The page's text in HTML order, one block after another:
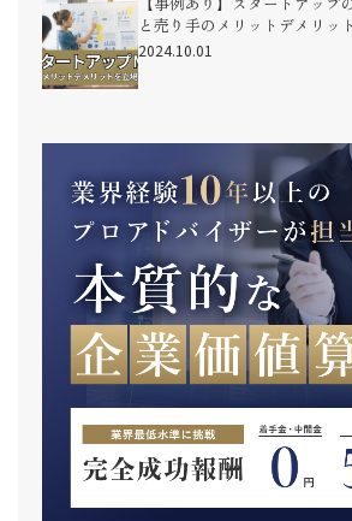
と売り手のメリットデメリッ
2024.10.01